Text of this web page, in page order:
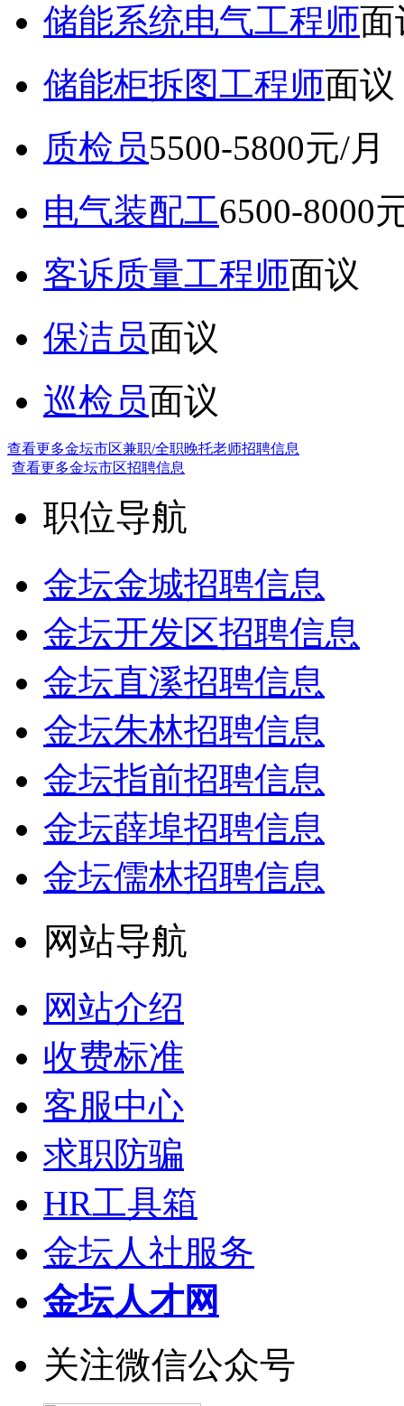
储能系统电气工程师面
储能柜拆图工程师面议
质检员5500-5800元/月
电气装配工6500-8000
客诉质量工程师面议
保洁员面议
巡检员面议
查看更多金坛市区兼职/全职晚托老师招聘信息
查看更多金坛市区招聘信息
职位导航
金坛金城招聘信息
金坛开发区招聘信息
金坛直溪招聘信息
金坛朱林招聘信息
金坛指前招聘信息
金坛薛埠招聘信息
金坛儒林招聘信息
网站导航
网站介绍
收费标准
客服中心
求职防骗
HR工具箱
金坛人社服务
金坛人才网
关注微信公众号